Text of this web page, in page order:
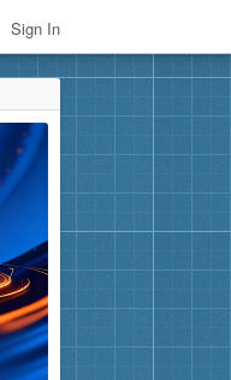
Sign In